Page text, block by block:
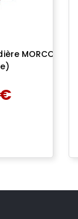
MORCO